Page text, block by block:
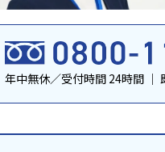
年中無休／受付時間 24時間 ｜